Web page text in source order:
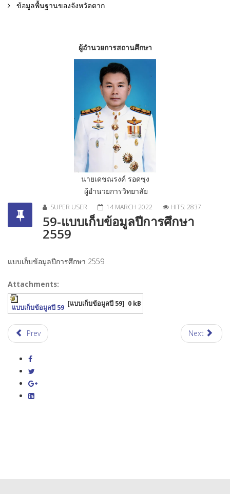
ข้อมูลพื้นฐานของจังหวัดตาก
ผู้อำนวยการสถานศึกษา
นายเดชณรงค์ รอดซุง
ผู้อำนวยการวิทยาลัย
SUPER USER 14 MARCH 2022 HITS: 2837
59-แบบเก็บข้อมูลปีการศึกษา
2559
แบบเก็บข้อมูลปีการศึกษา 2559
Attachments:
แบบเก็บข้อมูลปี 59 [แบบเก็บข้อมูลปี 59] 0 kB
Prev Next